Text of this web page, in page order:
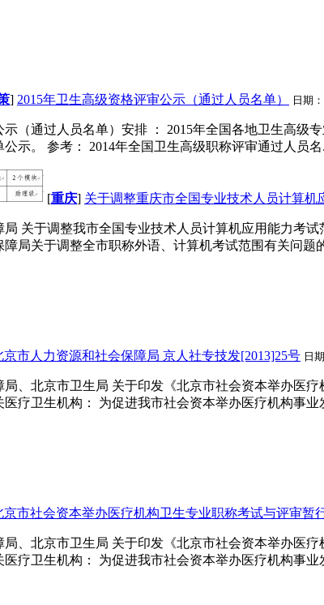
] 2015年卫生高级资格评审公示（通过人员名单） 日期：
（通过人员名单）安排 ： 2015年全国各地卫生高级
示。 参考： 2014年全国卫生高级职称评审通过人员名
[重庆] 关于调整重庆市全国专业技术人员计算机
关于调整我市全国专业技术人员计算机应用能力考
障局关于调整全市职称外语、计算机考试范围有关问题
京市人力资源和社会保障局 京人社专技发[2013]25号 日
、北京市卫生局 关于印发《北京市社会资本举办医
疗卫生机构： 为促进我市社会资本举办医疗机构事业
京市社会资本举办医疗机构卫生专业职称考试与评审暂
、北京市卫生局 关于印发《北京市社会资本举办医
疗卫生机构： 为促进我市社会资本举办医疗机构事业